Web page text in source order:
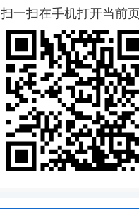
扫一扫在手机打开当前